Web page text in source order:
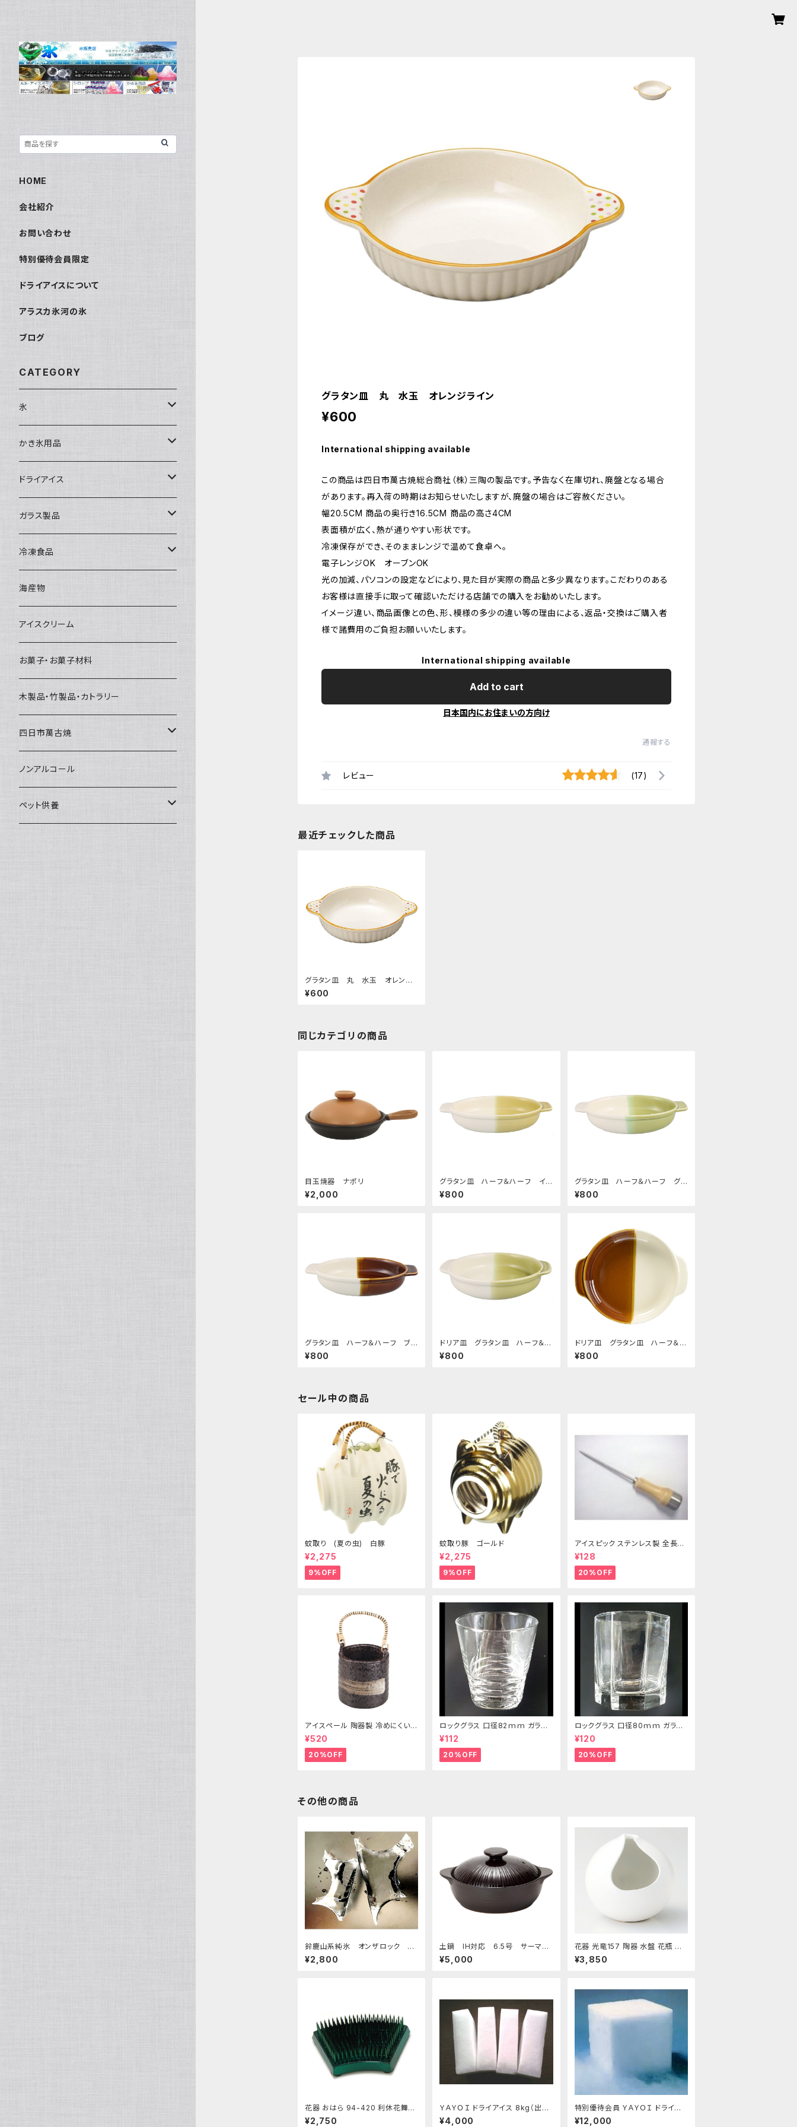
グラタン皿 丸 水玉 オレンジライン
¥600
International shipping available
この商品は四日市萬古焼総合商社（株）三陶の製品です。予告なく在庫切れ、廃盤となる場合
があります。再入荷の時期はお知らせいたしますが、廃盤の場合はご容赦ください。
幅20.5CM 商品の奥行き16.5CM 商品の高さ4CM
表面積が広く、熱が通りやすい形状です。
冷凍保存ができ、そのままレンジで温めて食卓へ。
電子レンジOK オーブンOK
光の加減、パソコンの設定などにより、見た目が実際の商品と多少異なります。こだわりのある
お客様は直接手に取って確認いただける店舗での購入をお勧めいたします。
イメージ違い、商品画像との色、形、模様の多少の違い等の理由による、返品・交換はご購入者
様で諸費用のご負担お願いいたします。
International shipping available
Add to cart
日本国内にお住まいの方向け
通報する
レビュー (17)
最近チェックした商品
グラタン皿 丸 水玉 オレンジ
ライン
¥600
同じカテゴリの商品
目玉焼器 ナポリ
¥2,000
グラタン皿 ハーフ＆ハーフ イ
エロー
¥800
グラタン皿 ハーフ＆ハーフ グリ
ーン
¥800
グラタン皿 ハーフ＆ハーフ ブラ
ウン
¥800
ドリア皿 グラタン皿 ハーフ＆ハ
ーフ グリーン
¥800
ドリア皿 グラタン皿 ハーフ＆ハ
ーフ ブラウン
¥800
セール中の商品
蚊取り (夏の虫) 白豚
¥2,275
9%OFF
蚊取り豚 ゴールド
¥2,275
9%OFF
アイスピック ステンレス製 全長21
5ｍｍ
¥128
20%OFF
アイスペール 陶器製 冷めにくい二
重構造 860ml
¥520
20%OFF
ロックグラス 口径82ｍｍ ガラス
製 250cc
¥112
20%OFF
ロックグラス 口径80ｍｍ ガラス
製 220cc
¥120
20%OFF
その他の商品
鈴鹿山系純氷 オンザロック 原
料 1.5kg 9袋
¥2,800
土鍋 IH対応 6.5号 サーマテ
ック チョコレート
¥5,000
花器 光竜157 陶器 水盤 花瓶 コ
ンポーネント フラワーベース
¥3,850
花器 おはら 94-420 利休花舞剣
山 S フラワーベース 水盤
¥2,750
ＹＡＹＯＩ ドライアイス 8kg（出荷
時9kg弱）
¥4,000
特別優待会員 ＹＡＹＯＩ ドライア
イス 25ｋｇ
¥12,000
HOME
会社紹介
お問い合わせ
特別優待会員限定
ドライアイスについて
アラスカ氷河の氷
ブログ
CATEGORY
氷
富士天然水の氷
丸氷
直径70mm
直径65mm
角氷
砕氷
氷河の氷
氷アイテム
かき氷用品
かき氷シロップ
無果汁1.8Lパック
無果汁1Lパック
果汁入り600ｍL瓶
無添加瓶シロップ
かき氷機・かき氷器
かき氷カップ
発泡スチロール無地-使い捨て
発泡スチロールプリント柄
かき氷スプーン・スプーンストロー
プラスチック・スプーン
プラスチック・スプーンストロー
コンデンスミルク・練乳・あんこ
かき氷セット
その他かき氷用品
ドライアイス
ドライアイス3ｋｇ
ドライアイス4ｋｇ
ドライアイス5ｋｇ
ドライアイス8ｋｇ
ドライアイス10ｋｇ
ドライアイス15ｋｇ
ドライアイス20ｋｇ
ドライアイス25ｋｇ
ガラス製品
オンザロック・グラス
ビール・グラス
タンブラー
かき氷器
冷凍食品
肉まん・あんまん
パスタ・スパゲッティ
惣菜
海産物
アイスクリーム
お菓子・お菓子材料
木製品・竹製品・カトラリー
四日市萬古焼
土鍋・土釜
一般土鍋
皿・椀・丼・小物
ノンアルコール
ペット供養